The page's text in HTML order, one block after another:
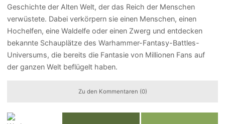
Geschichte der Alten Welt, der das Reich der Menschen
verwüstete. Dabei verkörpern sie einen Menschen, einen
Hochelfen, eine Waldelfe oder einen Zwerg und entdecken
bekannte Schauplätze des Warhammer-Fantasy-Battles-
Universums, die bereits die Fantasie von Millionen Fans auf
der ganzen Welt beflügelt haben.
Zu den Kommentaren (0)